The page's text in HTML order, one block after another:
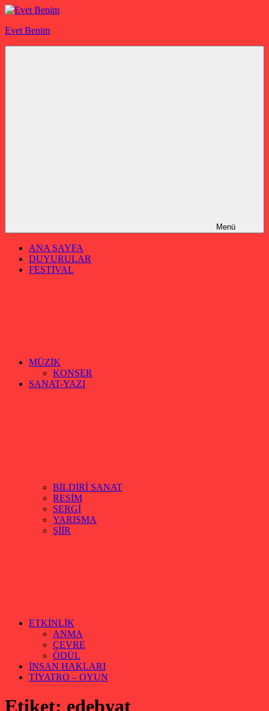
İçeriğe
Evet Benim
Menü
ANA SAYFA
DUYURULAR
FESTİVAL
MÜZİK
KONSER
SANAT-YAZI
BİLDİRİ SANAT
RESİM
SERGİ
YARIŞMA
ŞİİR
ETKİNLİK
ANMA
ÇEVRE
ÖDÜL
İNSAN HAKLARI
TİYATRO – OYUN
Etiket: edebyat